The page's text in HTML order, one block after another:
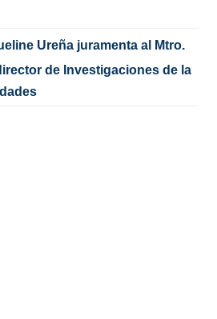
Ureña juramenta al Mtro.
de Investigaciones de la